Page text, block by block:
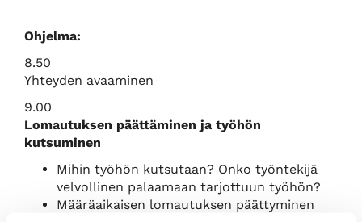
Ohjelma:
8.50
Yhteyden avaaminen
9.00
Lomautuksen päättäminen ja työhön
kutsuminen
Mihin työhön kutsutaan? Onko työntekijä
velvollinen palaamaan tarjottuun työhön?
Määräaikaisen lomautuksen päättyminen